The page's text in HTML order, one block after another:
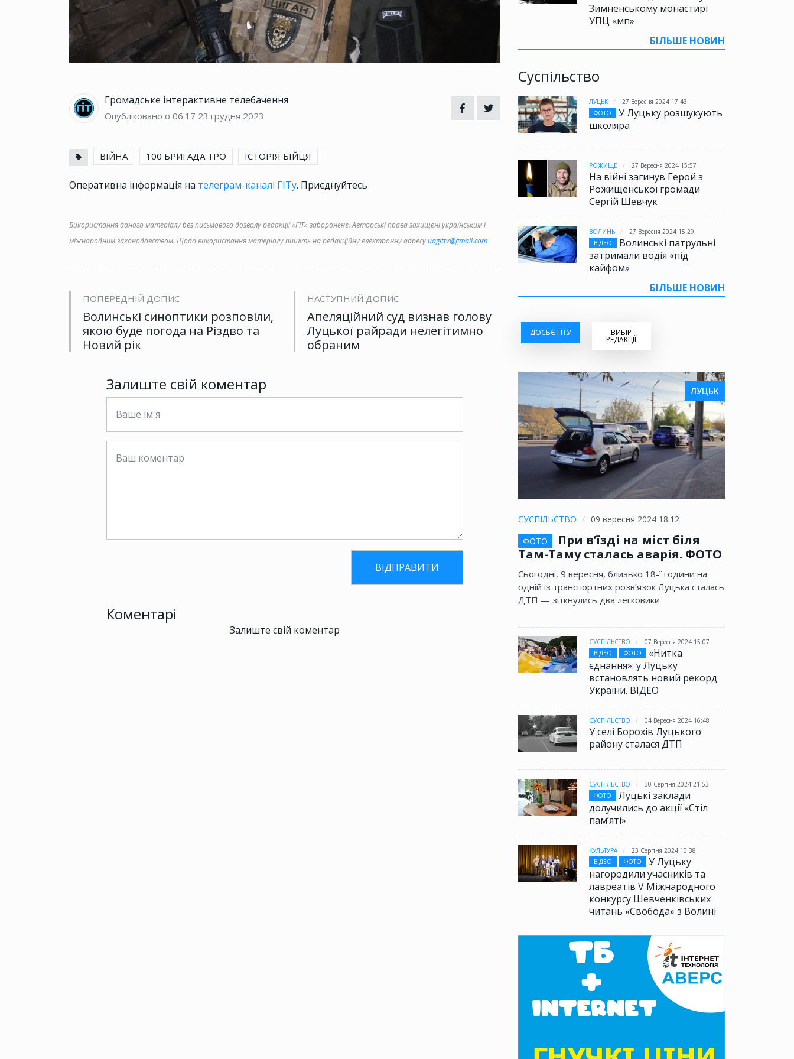
Зимненському монастирі
УПЦ «мп»
БІЛЬШЕ НОВИН
Суспільство
ЛУЦЬК
27 Вересня 2024 17:43
ФОТО
У Луцьку розшукують
школяра
РОЖИЩЕ 27 Вересня 2024 15:57
На війні загинув Герой з
Рожищенської громади
Сергій Шевчук
ВОЛИНЬ
27 Вересня 2024 15:29
ВІДЕО
Волинські патрульні
затримали водія «під
кайфом»
БІЛЬШЕ НОВИН
ДОСЬЄ ГІТУ ВИБІР
РЕДАКЦІЇ
ЛУЦЬК
СУСПІЛЬСТВО
09 вересня 2024 18:12
ФОТО
При в’їзді на міст біля
Там-Таму сталась аварія. ФОТО
Сьогодні, 9 вересня, близько 18-ї години на
одній із транспортних розв’язок Луцька сталась
ДТП — зіткнулись два легковики
СУСПІЛЬСТВО
07 Вересня 2024 15:07
ВІДЕО
ФОТО
«Нитка
єднання»: у Луцьку
встановлять новий рекорд
України. ВІДЕО
СУСПІЛЬСТВО 04 Вересня 2024 16:48
У селі Борохів Луцького
району сталася ДТП
СУСПІЛЬСТВО
30 Серпня 2024 21:53
ФОТО
Луцькі заклади
долучились до акції «Стіл
памʼяті»
КУЛЬТУРА
23 Серпня 2024 10:38
ВІДЕО
ФОТО
У Луцьку
нагородили учасників та
лавреатів V Міжнародного
конкурсу Шевченківських
читань «Свобода» з Волині
Громадське інтерактивне телебачення
Опубліковано о 06:17 23 грудня 2023
ВІЙНА 100 БРИГАДА ТРО ІСТОРІЯ БІЙЦЯ
Оперативна інформація на телеграм-каналі ГІТу. Приєднуйтесь
Використання даного матеріалу без письмового дозволу редакції «ГІТ» заборонене. Авторські права захищені українським і
міжнародним законодавством. Щодо використання матеріалу пишіть на редакційну електронну адресуuagittv@gmail.com
ПОПЕРЕДНІЙ ДОПИС
Волинські синоптики розповіли,
якою буде погода на Різдво та
Новий рік
НАСТУПНИЙ ДОПИС
Апеляційний суд визнав голову
Луцької райради нелегітимно
обраним
Залиште свій коментар
Коментарі
Залиште свій коментар